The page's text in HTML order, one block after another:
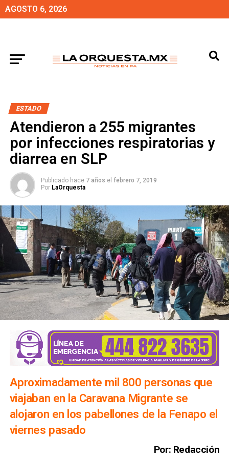
AGOSTO 6, 2026
ESTADO
Atendieron a 255 migrantes
por infecciones respiratorias y
diarrea en SLP
Publicado hace 7 años el febrero 7, 2019
Por LaOrquesta
Aproximadamente mil 800 personas que
viajaban en la Caravana Migrante se
alojaron en los pabellones de la Fenapo el
viernes pasado
Por: Redacción